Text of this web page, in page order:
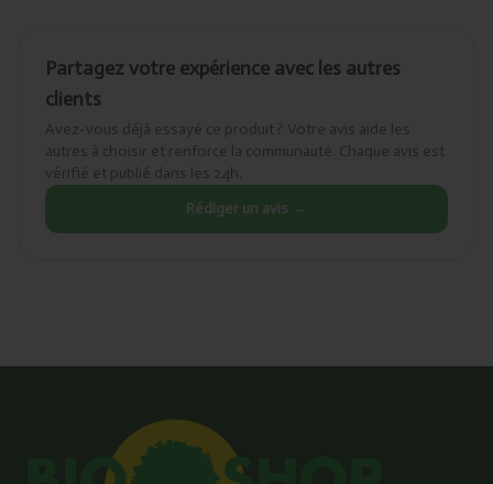
Partagez votre expérience avec les autres
clients
Avez-vous déjà essayé ce produit ? Votre avis aide les
autres à choisir et renforce la communauté. Chaque avis est
vérifié et publié dans les 24h.
Rédiger un avis →